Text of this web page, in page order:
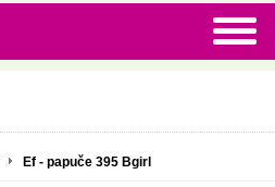
Ef - papuče 395 Bgirl